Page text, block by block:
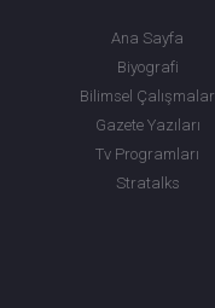
Ana Sayfa
Biyografi
Bilimsel Çalışmalar
Gazete Yazıları
Tv Programları
Stratalks